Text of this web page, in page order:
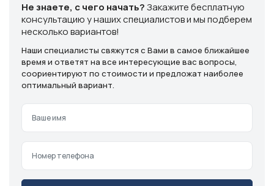
Эл. почта
info@ventsystem24.ru
Бесплатная консультация
Не знаете, с чего начать?Закажите бесплатную
консультацию у наших специалистов и мы подберем
несколько вариантов!
Наши специалисты свяжутся с Вами в самое ближайшее
время и ответят на все интересующие вас вопросы,
соориентируют по стоимости и предложат наиболее
оптимальный вариант.